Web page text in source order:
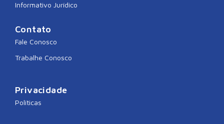
Informativo Jurídico
Contato
Fale Conosco
Trabalhe Conosco
Privacidade
Políticas